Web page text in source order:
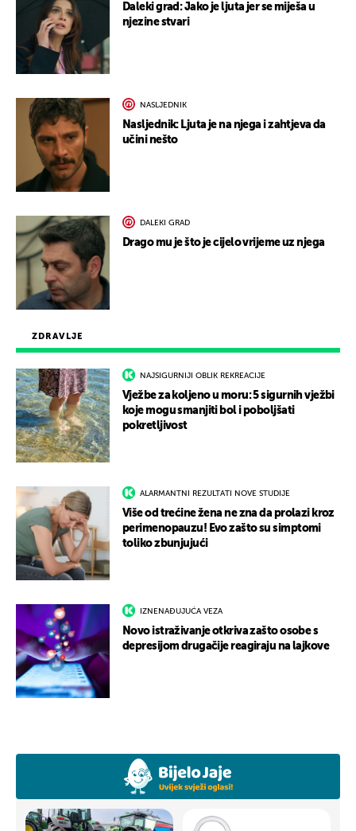
ZDRAVLJE
NAJSIGURNIJI OBLIK REKREACIJE
Vježbe za koljeno u moru: 5 sigurnih vježbi
koje mogu smanjiti bol i poboljšati
pokretljivost
ALARMANTNI REZULTATI NOVE STUDIJE
Više od trećine žena ne zna da prolazi kroz
perimenopauzu! Evo zašto su simptomi
toliko zbunjujući
IZNENAĐUJUĆA VEZA
Novo istraživanje otkriva zašto osobe s
depresijom drugačije reagiraju na lajkove
Daleki grad: Jako je ljuta jer se miješa u
njezine stvari
NASLJEDNIK
Nasljednik: Ljuta je na njega i zahtjeva da
učini nešto
DALEKI GRAD
Drago mu je što je cijelo vrijeme uz njega